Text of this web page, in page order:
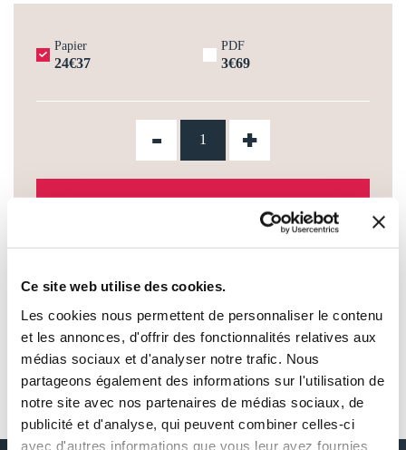
Ce site web utilise des cookies.
Les cookies nous permettent de personnaliser le contenu
et les annonces, d'offrir des fonctionnalités relatives aux
médias sociaux et d'analyser notre trafic. Nous
partageons également des informations sur l'utilisation de
notre site avec nos partenaires de médias sociaux, de
publicité et d'analyse, qui peuvent combiner celles-ci
avec d'autres informations que vous leur avez fournies
Papier
24€37
PDF
3€69
- +
AUTOUR DE KAMGA TCHWAKET -
STEVE TIENTCHEU